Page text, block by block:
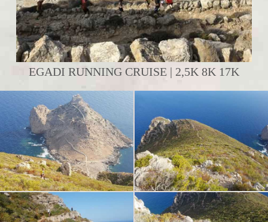
EGADI RUNNING CRUISE | 2,5K 8K 17K